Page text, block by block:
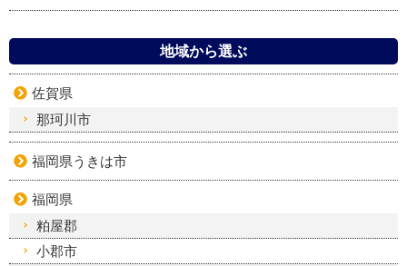
地域から選ぶ
佐賀県
那珂川市
福岡県うきは市
福岡県
粕屋郡
小郡市